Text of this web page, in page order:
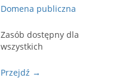
Domena publiczna
Zasób dostępny dla
wszystkich
Przejdź →